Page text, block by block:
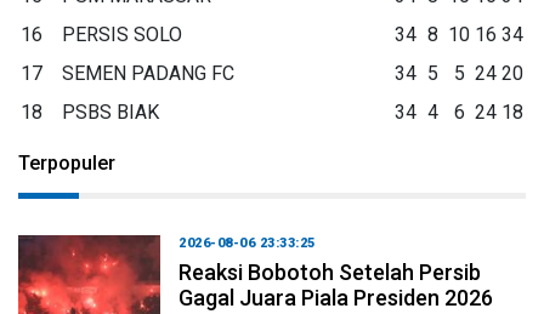
16
PERSIS SOLO 34 8 10 16 34
17
SEMEN PADANG FC 34 5 5 24 20
18
PSBS BIAK 34 4 6 24 18
Terpopuler
2026-08-06 23:33:25
Reaksi Bobotoh Setelah Persib
Gagal Juara Piala Presiden 2026